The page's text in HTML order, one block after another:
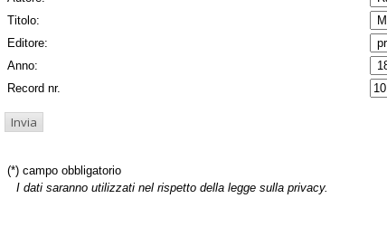
Titolo:
Editore:
Anno:
Record nr.
(*) campo obbligatorio
I dati saranno utilizzati nel rispetto della legge sulla privacy.